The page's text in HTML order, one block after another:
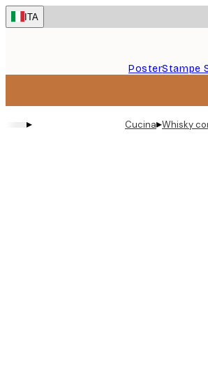
Skip
to
ITA
PosterStampe
▸ Cucina▸Whisky